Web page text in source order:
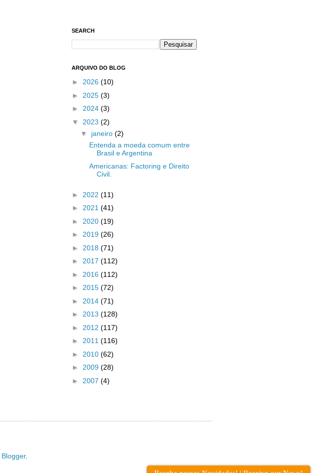
SEARCH
ARQUIVO DO BLOG
► 2026 (10)
► 2025 (3)
► 2024 (3)
▼ 2023 (2)
▼ janeiro (2)
Entenda a moeda comum entre
Brasil e Argentina
Americanas: Factoring e Direito
Civil.
► 2022 (11)
► 2021 (41)
► 2020 (19)
► 2019 (26)
► 2018 (71)
► 2017 (112)
► 2016 (112)
► 2015 (72)
► 2014 (71)
► 2013 (128)
► 2012 (117)
► 2011 (116)
► 2010 (62)
► 2009 (28)
► 2007 (4)
Blogger.